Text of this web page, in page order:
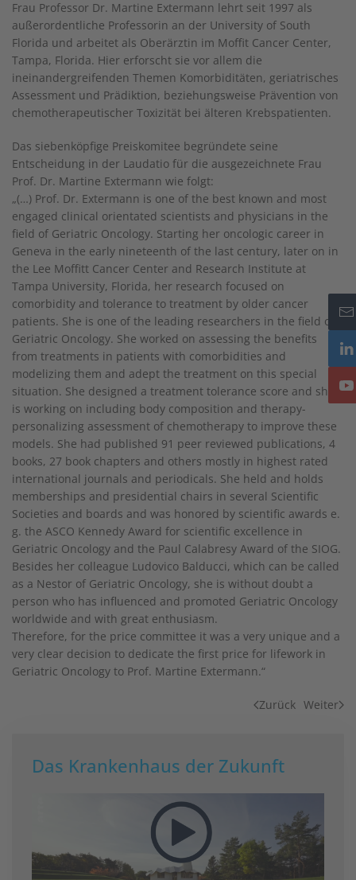
Frau Professor Dr. Martine Extermann lehrt seit 1997 als
außerordentliche Professorin an der University of South
Florida und arbeitet als Oberärztin im Moffit Cancer Center,
Tampa, Florida. Hier erforscht sie vor allem die
ineinandergreifenden Themen Komorbiditäten, geriatrisches
Assessment und Prädiktion, beziehungsweise Prävention von
chemotherapeutischer Toxizität bei älteren Krebspatienten.
Das siebenköpfige Preiskomitee begründete seine
Entscheidung in der Laudatio für die ausgezeichnete Frau
Prof. Dr. Martine Extermann wie folgt:
„(…) Prof. Dr. Extermann is one of the best known and most
engaged clinical orientated scientists and physicians in the
field of Geriatric Oncology. Starting her oncologic career in
Geneva in the early nineteenth of the last century, later on in
the Lee Moffitt Cancer Center and Research Institute at
Tampa University, Florida, her research focused on
comorbidity and tolerance to treatment by older cancer
patients. She is one of the leading researchers in the field of
Geriatric Oncology. She worked on assessing the benefits
from treatments in patients with comorbidities and
modelizing them and adept the treatment on this special
situation. She designed a treatment tolerance score and she
is working on including body composition and therapy-
personalizing assessment of chemotherapy to improve these
models. She had published 91 peer reviewed publications, 4
books, 27 book chapters and others mostly in highest rated
international journals and periodicals. She held and holds
memberships and presidential chairs in several Scientific
Societies and boards and was honored by scientific awards e.
g. the ASCO Kennedy Award for scientific excellence in
Geriatric Oncology and the Paul Calabresy Award of the SIOG.
Besides her colleague Ludovico Balducci, which can be called
as a Nestor of Geriatric Oncology, she is without doubt a
person who has influenced and promoted Geriatric Oncology
worldwide and with great enthusiasm.
Therefore, for the price committee it was a very unique and a
very clear decision to dedicate the first price for lifework in
Geriatric Oncology to Prof. Martine Extermann.“
Zurück Weiter
Das Krankenhaus der Zukunft